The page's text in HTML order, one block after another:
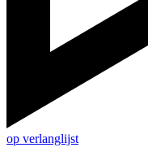
op verlanglijst